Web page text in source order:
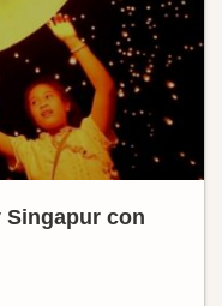
Singapur con